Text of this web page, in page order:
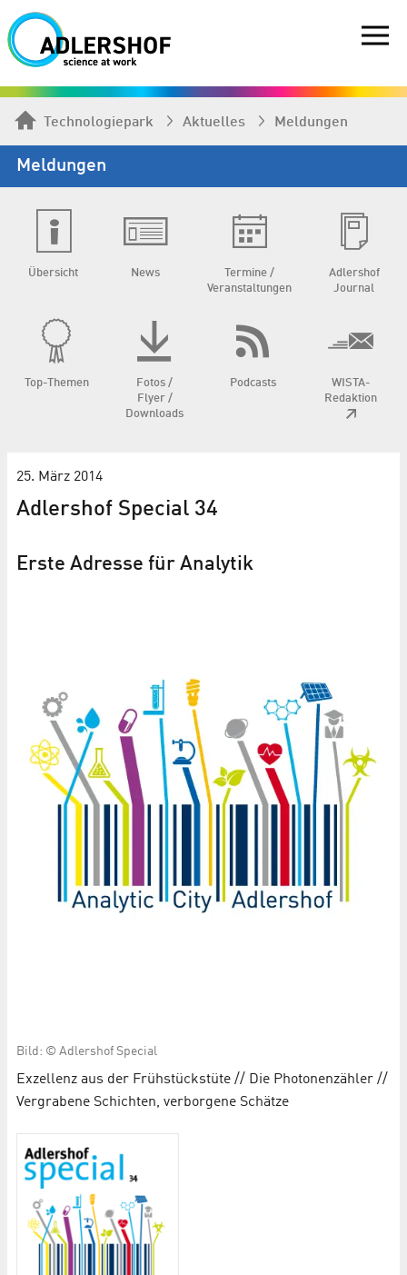
Technologiepark Aktuelles Meldungen
Meldungen
Übersicht News
Termine /
Veranstaltungen
Adlershof
Journal
Top-Themen
Fotos /
Flyer /
Downloads
Podcasts
WISTA-
Redaktion
25. März 2014
Adlershof Special 34
Erste Adresse für Analytik
Bild: © Adlershof Special
Exzellenz aus der Frühstückstüte // Die Photonenzähler //
Vergrabene Schichten, verborgene Schätze